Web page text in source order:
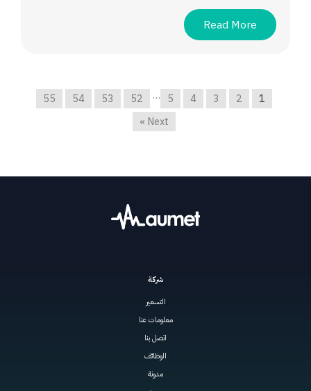
Read More
1
2
3
4
5
…
52
53
54
55
Next »
شركة
التسعير
معلومات عنا
اتصل بنا
الوظائف
مدونة